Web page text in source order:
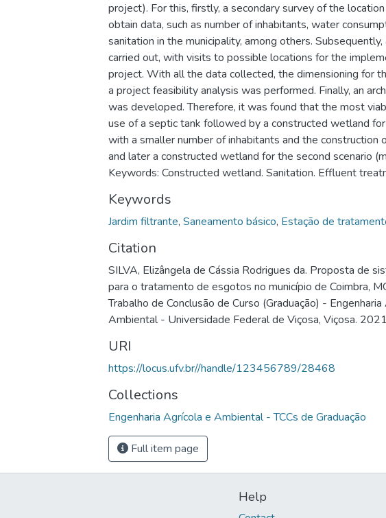
project). For this, firstly, a secondary survey of the
obtain data, such as number of inhabitants, water
sanitation in the municipality, among others.
carried out, with visits to possible locations for the
project. With all the data collected, the dimensioning for
a project feasibility analysis was performed. Finally, an
was developed. Therefore, it was found that the most
use of a septic tank followed by a constructed wetland
with a smaller number of inhabitants and the construction
and later a constructed wetland for the second scenario
Keywords: Constructed wetland. Sanitation. Effluent
Keywords
Jardim filtrante, Saneamento básico, Estação de
Citation
SILVA, Elizângela de Cássia Rodrigues da. Proposta de
para o tratamento de esgotos no município de Coimbra,
Trabalho de Conclusão de Curso (Graduação) -
Ambiental - Universidade Federal de Viçosa, Viçosa.
URI
https://locus.ufv.br//handle/123456789/28468
Collections
Engenharia Agrícola e Ambiental - TCCs de Graduação
Full item page
Help